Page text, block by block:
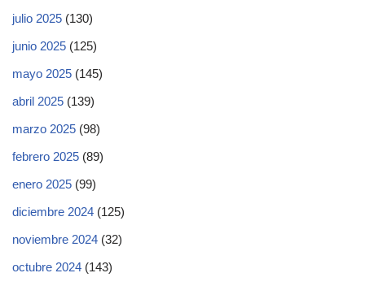
julio 2025 (130)
junio 2025 (125)
mayo 2025 (145)
abril 2025 (139)
marzo 2025 (98)
febrero 2025 (89)
enero 2025 (99)
diciembre 2024 (125)
noviembre 2024 (32)
octubre 2024 (143)